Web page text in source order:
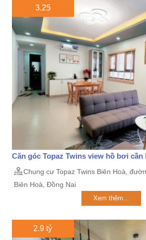
3.25
Căn góc Topaz Twins view hồ bơi cần
Chung cư Topaz Twins Biên Hoà,
Biên Hoà, Đồng Nai
Xem thêm...
2.9 tỷ